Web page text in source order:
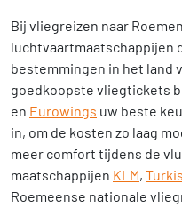
Bij vliegreizen naar
luchtvaartmaatschappijen
bestemmingen in het land
goedkoopste vliegtickets
en Eurowings uw beste
in, om de kosten zo laag
meer comfort tijdens de
maatschappijen KLM,
Roemeense nationale